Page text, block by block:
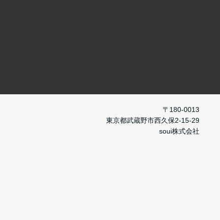
〒180-0013
東京都武蔵野市西久保2-15-29
soui株式会社